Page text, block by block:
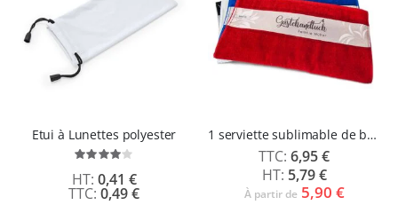
Etui à Lunettes polyester
Évaluation:
0,49 €
0,41 €
1 serviette sublimable de bain 50 x 100 cm
6,95 €
5,79 €
À partir de 5,90 €